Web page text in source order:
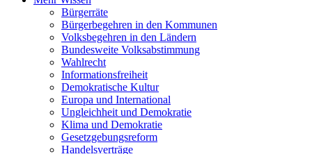
Bürgerräte
Bürgerbegehren in den Kommunen
Volksbegehren in den Ländern
Bundesweite Volksabstimmung
Wahlrecht
Informationsfreiheit
Demokratische Kultur
Europa und International
Ungleichheit und Demokratie
Klima und Demokratie
Gesetzgebungsreform
Handelsverträge